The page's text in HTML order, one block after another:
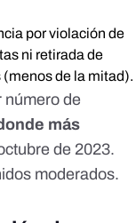
por violación de
ni retirada de
de la mitad).
número de
más
de 2023.
moderados.